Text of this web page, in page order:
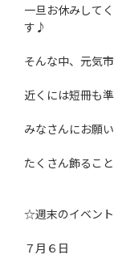
一旦お休みして
す♪
そんな中、元気
近くには短冊も
みなさんにお願
たくさん飾るこ
☆週末のイベン
７月６日